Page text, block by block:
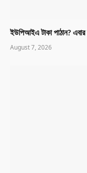
ইউপিআইএ টাকা পাঠান? এবার
August 7, 2026